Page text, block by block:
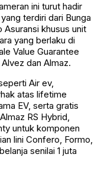
ini turut hadir
terdiri dari Bunga
khusus unit
yang berlaku di
Value Guarantee
dan Almaz.
Air ev,
atas lifetime
EV, serta gratis
RS Hybrid,
untuk komponen
lini Confero, Formo,
senilai 1 juta